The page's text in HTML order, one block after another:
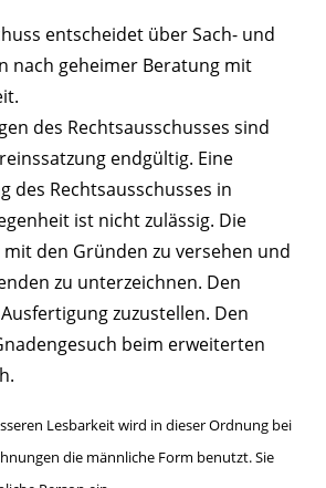
entscheidet über Sach- und
nach geheimer Beratung mit
des Rechtsausschusses sind
endgültig. Eine
des Rechtsausschusses in
ist nicht zulässig. Die
den Gründen zu versehen und
zu unterzeichnen. Den
zuzustellen. Den
beim erweiterten
Lesbarkeit wird in dieser Ordnung bei
die männliche Form benutzt. Sie